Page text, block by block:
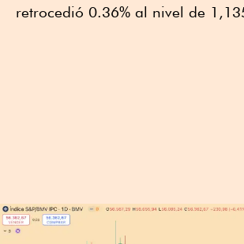
retrocedió 0.36% al nivel de